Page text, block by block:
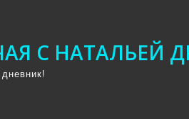
С НАТАЛЬЕЙ